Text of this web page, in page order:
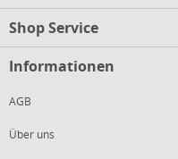
Shop Service
Informationen
AGB
Über uns